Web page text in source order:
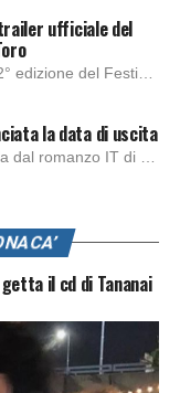
cercato di
ufficiale del
la data di uscita
il cd di Tananai